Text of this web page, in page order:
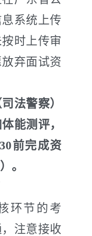
系统上传
时上传审
弃面试资
法警察）
能测评，
前完成资
。
环节的考
注意接收